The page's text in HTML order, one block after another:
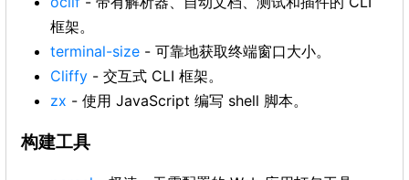
框架。
terminal-size - 可靠地获取终端窗口大小。
Cliffy - 交互式 CLI 框架。
zx - 使用 JavaScript 编写 shell 脚本。
构建工具